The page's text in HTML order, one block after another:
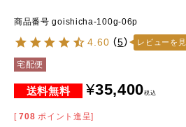
商品番号 goishicha-100g-06p
4.60 （5） レビューを
宅配便
¥35,400税込
[ 708 ポイント進呈]